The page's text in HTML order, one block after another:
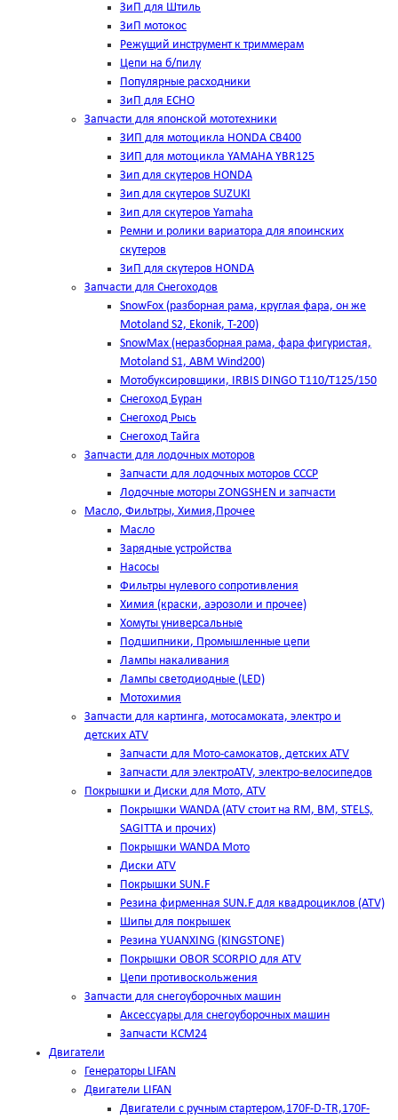
ЗиП для Штиль
ЗиП мотокос
Режущий инструмент к триммерам
Цепи на б/пилу
Популярные расходники
ЗиП для ЕСНО
Запчасти для японской мототехники
ЗИП для мотоцикла HONDA CB400
ЗИП для мотоцикла YAMAHA YBR125
Зип для скутеров HONDA
Зип для скутеров SUZUKI
Зип для скутеров Yamaha
Ремни и ролики вариатора для япоинских
скутеров
ЗиП для скутеров HONDA
Запчасти для Снегоходов
SnowFox (разборная рама, круглая фара, он же
Motoland S2, Ekonik, T-200)
SnowMax (неразборная рама, фара фигуристая,
Motoland S1, ABM Wind200)
Мотобуксировщики, IRBIS DINGO Т110/Т125/150
Снегоход Буран
Снегоход Рысь
Снегоход Тайга
Запчасти для лодочных моторов
Запчасти для лодочных моторов СССР
Лодочные моторы ZONGSHEN и запчасти
Масло, Фильтры, Химия,Прочее
Масло
Зарядные устройства
Насосы
Фильтры нулевого сопротивления
Химия (краски, аэрозоли и прочее)
Хомуты универсальные
Подшипники, Промышленные цепи
Лампы накаливания
Лампы светодиодные (LED)
Мотохимия
Запчасти для картинга, мотосамоката, электро и
детских ATV
Запчасти для Мото-самокатов, детских ATV
Запчасти для электроATV, электро-велосипедов
Покрышки и Диски для Мото, ATV
Покрышки WANDA (АТV стоит на RM, BM, STELS,
SAGITTA и прочих)
Покрышки WANDA Мото
Диски ATV
Покрышки SUN.F
Резина фирменная SUN.F для квадроциклов (АТV)
Шипы для покрышек
Резина YUANXING (KINGSTONE)
Покрышки OBOR SCORPIO для ATV
Цепи противоскольжения
Запчасти для снегоуборочных машин
Аксессуары для снегоуборочных машин
Запчасти КСМ24
Двигатели
Генераторы LIFAN
Двигатели LIFAN
Двигатели с ручным стартером,170F-D-TR,170F-